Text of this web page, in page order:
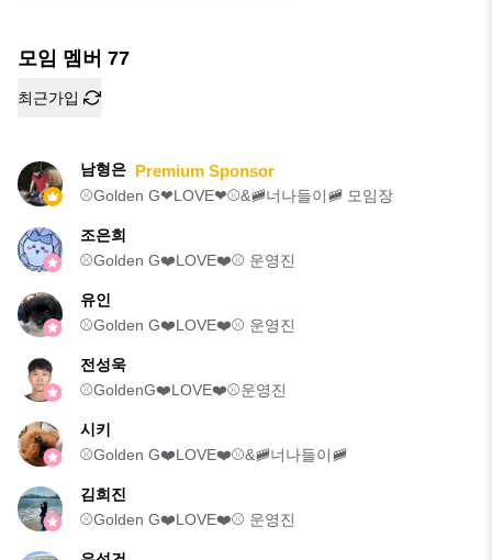
모임 멤버 77
최근가입
남형은 Premium Sponsor
⚾️Golden G❤LOVE❤⚾️&🚞너나들이🚞 모임장
조은희
⚾️Golden G❤️LOVE❤️⚾️ 운영진
유인
⚾️Golden G❤️LOVE❤️⚾️ 운영진
전성욱
⚾️GoldenG❤️LOVE❤️⚾️운영진
시키
⚾️Golden G❤️LOVE❤️⚾️&🚞너나들이🚞
김희진
⚾️Golden G❤️LOVE❤️⚾️ 운영진